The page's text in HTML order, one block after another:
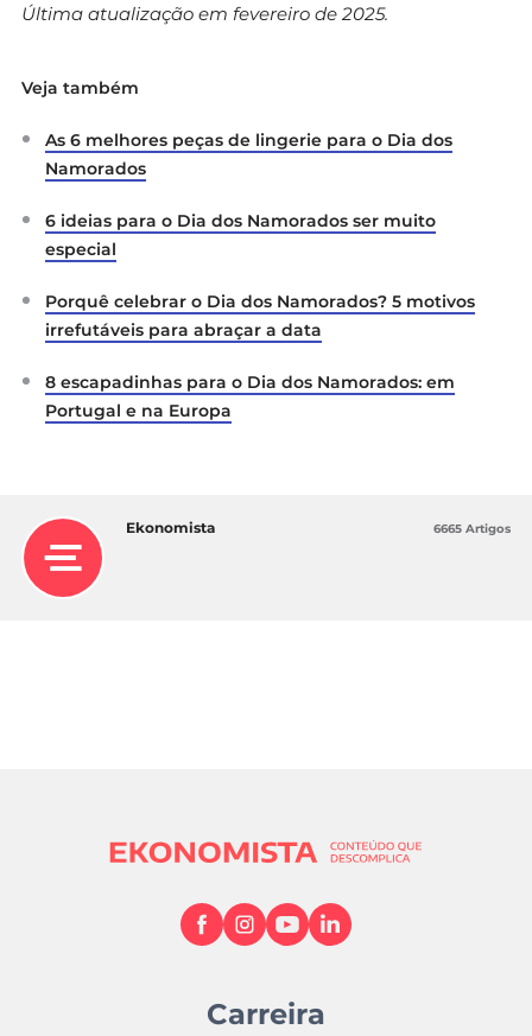
Última atualização em fevereiro de 2025.
Veja também
As 6 melhores peças de lingerie para o Dia dos
Namorados
6 ideias para o Dia dos Namorados ser muito
especial
Porquê celebrar o Dia dos Namorados? 5 motivos
irrefutáveis para abraçar a data
8 escapadinhas para o Dia dos Namorados: em
Portugal e na Europa
Ekonomista 6665 Artigos
Carreira